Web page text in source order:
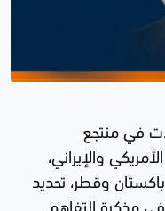
في منتجع
والإيراني،
وقطر، تحديد
في مذكرة التفاهم